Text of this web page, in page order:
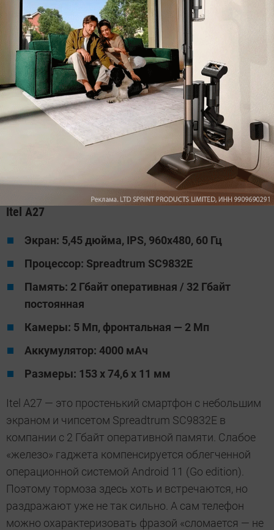
Но, пожалуй, интереснее всего то, что смартфон
работает на чистом Android и не перегружен
никакими дополнительными оболочками, часто
замедляющими работу гаджета. Традиционно на
высоте и основная 12,2-Мп камера Google Pixel 4a с
фирменными алгоритмами Google по обработке
изображений.
Itel A27
Экран: 5,45 дюйма, IPS, 960x480, 60 Гц
Процессор: Spreadtrum SC9832E
Память: 2 Гбайт оперативная / 32 Гбайт
постоянная
Камеры: 5 Мп, фронтальная — 2 Мп
Аккумулятор: 4000 мАч
Размеры: 153 х 74,6 х 11 мм
Itel A27 — это простенький смартфон с небольшим
экраном и чипсетом Spreadtrum SC9832E в
компании с 2 Гбайт оперативной памяти. Слабое
«железо» гаджета компенсируется облегченной
операционной системой Android 11 (Go edition).
Поэтому тормоза здесь хоть и встречаются, но
раздражают уже не так сильно. А сам телефон
можно охарактеризовать фразой «сломается — не